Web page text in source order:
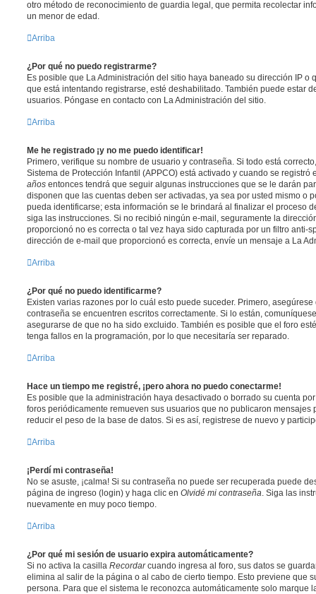
otro método de reconocimiento de guardia legal, que permita recolectar
un menor de edad.
Arriba
¿Por qué no puedo registrarme?
Es posible que La Administración del sitio haya baneado su dirección IP o
que está intentando registrarse, esté deshabilitado. También puede estar
usuarios. Póngase en contacto con La Administración del sitio.
Arriba
Me he registrado ¡y no me puedo identificar!
Primero, verifique su nombre de usuario y contraseña. Si todo está
Sistema de Protección Infantil (APPCO) está activado y cuando se
años entonces tendrá que seguir algunas instrucciones que se le darán
disponen que las cuentas deben ser activadas, ya sea por usted mismo o
pueda identificarse; esta información se le brindará al finalizar el proceso
siga las instrucciones. Si no recibió ningún e-mail, seguramente la
proporcionó no es correcta o tal vez haya sido capturada por un filtro anti-
dirección de e-mail que proporcionó es correcta, envíe un mensaje a La
Arriba
¿Por qué no puedo identificarme?
Existen varias razones por lo cuál esto puede suceder. Primero,
contraseña se encuentren escritos correctamente. Si lo están,
asegurarse de que no ha sido excluido. También es posible que el foro
tenga fallos en la programación, por lo que necesitaría ser reparado.
Arriba
Hace un tiempo me registré, ¡pero ahora no puedo conectarme!
Es posible que la administración haya desactivado o borrado su cuenta
foros periódicamente remueven sus usuarios que no publicaron mensajes
reducir el peso de la base de datos. Si es así, registrese de nuevo y
Arriba
¡Perdí mi contraseña!
No se asuste, ¡calma! Si su contraseña no puede ser recuperada puede
página de ingreso (login) y haga clic en Olvidé mi contraseña. Siga las
nuevamente en muy poco tiempo.
Arriba
¿Por qué mi sesión de usuario expira automáticamente?
Si no activa la casilla Recordarcuando ingresa al foro, sus datos se
elimina al salir de la página o al cabo de cierto tiempo. Esto previene que
persona. Para que el sistema le reconozca automáticamente solo marque